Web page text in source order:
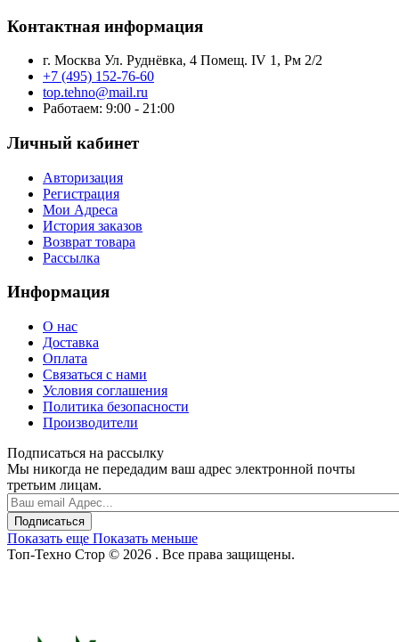
Контактная информация
г. Москва Ул. Руднёвка, 4 Помещ. IV 1, Рм 2/2
+7 (495) 152-76-60
top.tehno@mail.ru
Работаем: 9:00 - 21:00
Личный кабинет
Авторизация
Регистрация
Мои Адреса
История заказов
Возврат товара
Рассылка
Информация
О нас
Доставка
Оплата
Связаться с нами
Условия соглашения
Политика безопасности
Производители
Подписаться на рассылку
Мы никогда не передадим ваш адрес электронной почты
третьим лицам.
Подписаться
Показать еще Показать меньше
Топ-Техно Стор © 2026 . Все права защищены.